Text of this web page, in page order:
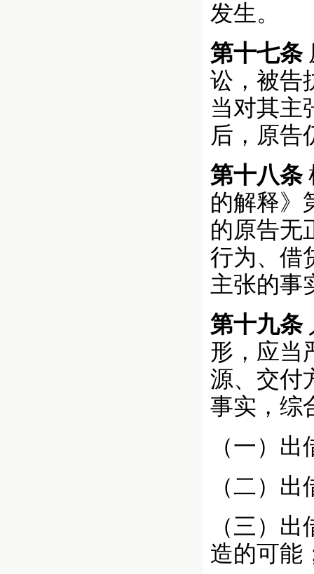
发生。
第十七条
讼，被告
当对其主
后，原告
第十八条
的解释》
的原告无
行为、借
主张的事
第十九条
形，应当
源、交付
事实，综
（一）
（二）
（三）
造的可能